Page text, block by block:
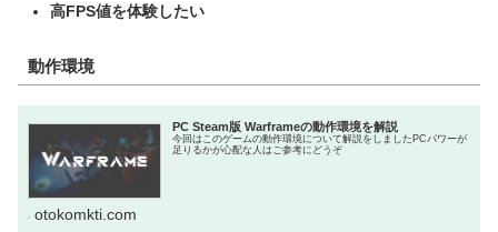
高FPS値を体験したい
動作環境
PC Steam版 Warframeの動作環境を解説
今回はこのゲームの動作環境について解説をしましたPCパワーが
足りるかが心配な人はご参考にどうぞ
otokomkti.com